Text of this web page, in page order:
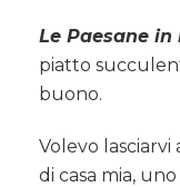
Le Paesane in
piatto
buono.
Volevo lasciarvi
di casa mia,